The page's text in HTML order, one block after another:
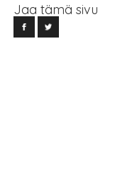
Jaa tämä sivu